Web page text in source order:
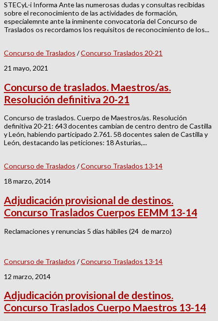
STECyL-i Informa Ante las numerosas dudas y consultas recibidas
sobre el reconocimiento de las actividades de formación,
especialemnte ante la inminente convocatoria del Concurso de
Traslados os recordamos los requisitos de reconocimiento de los...
Concurso de Traslados /Concurso Traslados 20-21
21 mayo, 2021
Concurso de traslados. Maestros/as.
Resolución definitiva 20-21
Concurso de traslados. Cuerpo de Maestros/as. Resolución
definitiva 20-21: 643 docentes cambian de centro dentro de Castilla
y León, habiendo participado 2.761. 58 docentes salen de Castilla y
León, destacando las peticiones: 18 Asturias,...
Concurso de Traslados /Concurso Traslados 13-14
18 marzo, 2014
Adjudicación provisional de destinos.
Concurso Traslados Cuerpos EEMM 13-14
Reclamaciones y renuncias 5 días hábiles (24 de marzo)
Concurso de Traslados /Concurso Traslados 13-14
12 marzo, 2014
Adjudicación provisional de destinos.
Concurso Traslados Cuerpo Maestros 13-14